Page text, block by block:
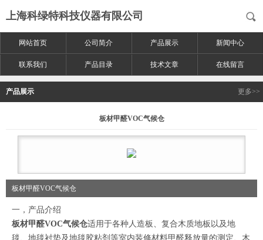
上海科绿特科技仪器有限公司
网站首页 公司简介 产品展示 新闻中心
联系我们 产品目录 技术文章 在线留言
产品展示 更多>>
板材甲醛VOC气候仓
板材甲醛VOC气候仓
一，产品介绍
板材甲醛VOC气候仓适用于各种人造板、复合木质地板以及地
毯、地毯衬垫及地毯胶粘剂等室内装修材料甲醛释放量的测定、木